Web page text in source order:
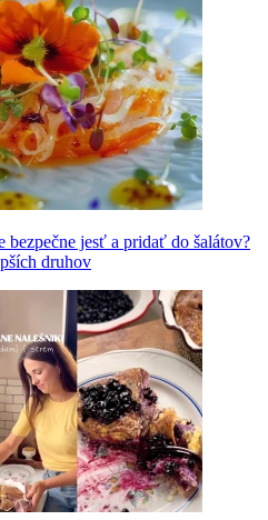
bezpečne jesť a pridať do šalátov?
druhov